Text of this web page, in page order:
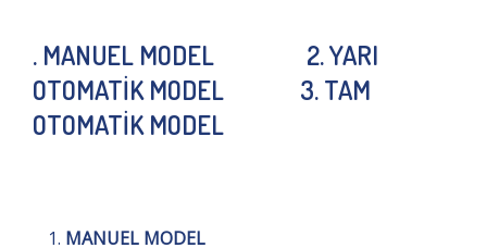
. MANUEL MODEL 2. YARI
OTOMATİK MODEL 3. TAM
OTOMATİK MODEL
MANUEL MODEL